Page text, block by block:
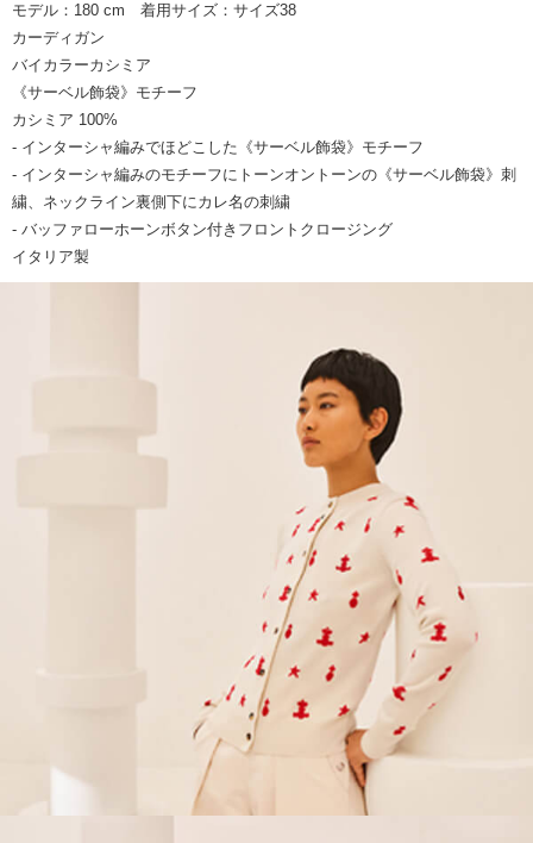
モデル：180 cm 着用サイズ：サイズ38
カーディガン
バイカラーカシミア
《サーベル飾袋》モチーフ
カシミア 100%
- インターシャ編みでほどこした《サーベル飾袋》モチーフ
- インターシャ編みのモチーフにトーンオントーンの《サーベル飾袋》刺
繍、ネックライン裏側下にカレ名の刺繍
- バッファローホーンボタン付きフロントクロージング
イタリア製